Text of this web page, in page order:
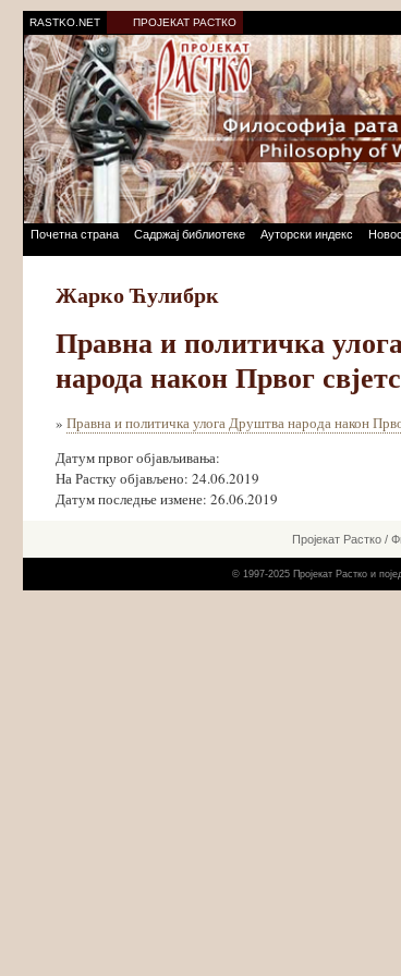
RASTKO.NET ПРОЈЕКАТ РАСТКО
Почетна страна Садржај библиотеке Ауторски индекс
Жарко Ћулибрк
Правна и политичка
народа након Првог
» Правна и политичка улога Друштва народа након
Датум првог објављивања:
На Растку објављено: 24.06.2019
Датум последње измене: 26.06.2019
Пројекат Растко /
© 1997-2025 Пројекат Растко и